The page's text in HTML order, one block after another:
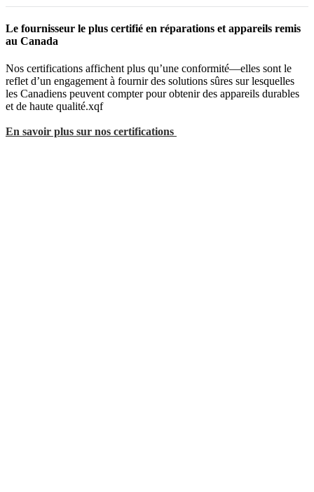
Le fournisseur le plus certifié en réparations et appareils remis
au Canada
Nos certifications affichent plus qu’une conformité—elles sont le
reflet d’un engagement à fournir des solutions sûres sur lesquelles
les Canadiens peuvent compter pour obtenir des appareils durables
et de haute qualité.xqf
En savoir plus sur nos certifications